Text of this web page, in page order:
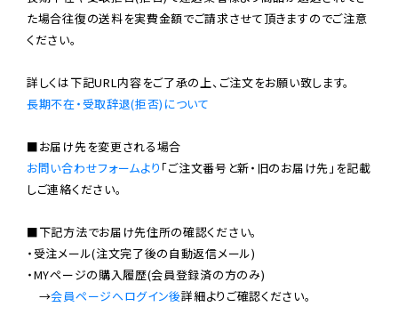
た場合往復の送料を実費金額でご請求させて頂きますのでご注意
ください。
長期不在・受取辞退(拒否)について
お問い合わせフォームより 「ご注文番号と新・旧のお届け先」を記載
しご連絡ください。
■下記方法でお届け先住所の確認ください。
・受注メール(注文完了後の自動返信メール)
・MYページの購入履歴(会員登録済の方のみ)
→会員ページへログイン後詳細よりご確認ください。